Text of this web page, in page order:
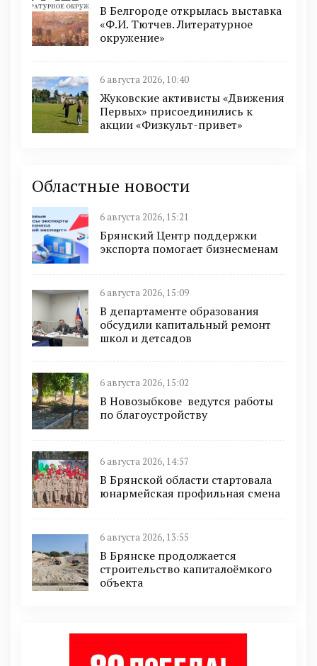
В Белгороде открылась выставка
«Ф.И. Тютчев. Литературное
окружение»
6 августа 2026, 10:40
Жуковские активисты «Движения
Первых» присоединились к
акции «Физкульт-привет»
Областные новости
6 августа 2026, 15:21
Брянский Центр поддержки
экспорта помогает бизнесменам
6 августа 2026, 15:09
В департаменте образования
обсудили капитальный ремонт
школ и детсадов
6 августа 2026, 15:02
В Новозыбкове ведутся работы
по благоустройству
6 августа 2026, 14:57
В Брянской области стартовала
юнармейская профильная смена
6 августа 2026, 13:55
В Брянске продолжается
строительство капиталоёмкого
объекта